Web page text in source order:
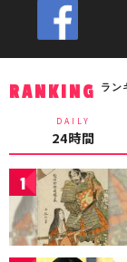
RANKING ラン
DAILY
24時間
1